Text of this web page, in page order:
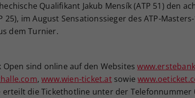
Qualifikant Jakub Mensík (ATP 51) den
25), im August Sensationssieger des ATP-
dem Turnier.
Open sind online auf den Websites
,www.wien-ticket.atsowie
die Tickethotline unter der Telefonnummer